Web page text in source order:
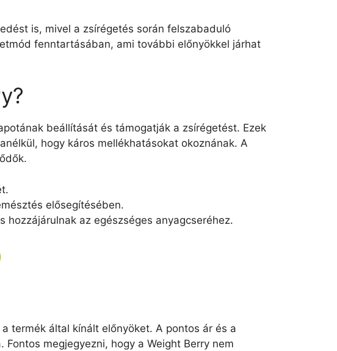
is, mivel a zsírégetés során felszabaduló
fenntartásában, ami további előnyökkel járhat
beállítását és támogatják a zsírégetést. Ezek
hogy káros mellékhatásokat okoznának. A
elősegítésében.
az egészséges anyagcseréhez.
termék által kínált előnyöket. A pontos ár és a
megjegyezni, hogy a Weight Berry nem